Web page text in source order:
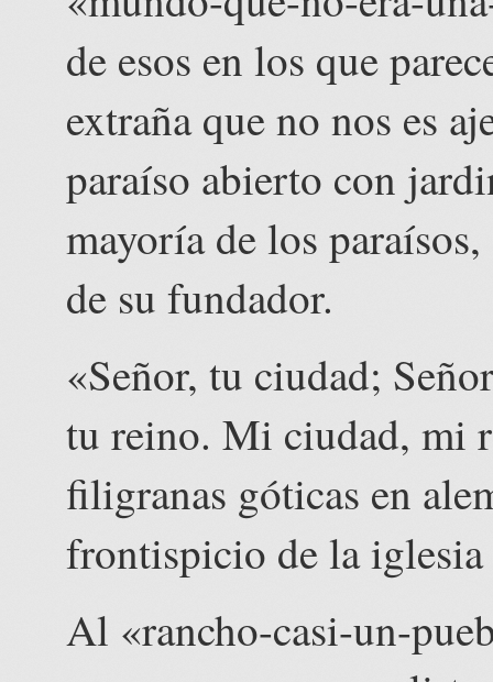
de esos en los que
extraña que no nos es
paraíso abierto con
mayoría de los
de su fundador.
«Señor, tu ciudad;
tu reino. Mi ciudad, mi
filigranas góticas en
frontispicio de la
Al «rancho-casi-un-